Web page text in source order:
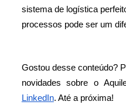
sistema de logística
processos pode ser um
Gostou desse conteúdo?
novidades sobre o
LinkedIn. Até a próxima!